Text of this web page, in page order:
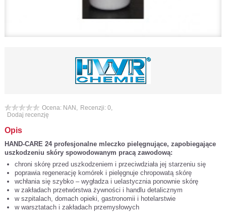
Ocena: NAN, Recenzji: 0,
Dodaj recenzję
Opis
HAND-CARE 24 profesjonalne mleczko pielęgnujące, zapobiegające
uszkodzeniu skóry spowodowanym pracą zawodową:
chroni skórę przed uszkodzeniem i przeciwdziała jej starzeniu się
poprawia regenerację komórek i pielęgnuje chropowatą skórę
wchłania się szybko – wygładza i uelastycznia ponownie skórę
w zakładach przetwórstwa żywności i handlu detalicznym
w szpitalach, domach opieki, gastronomii i hotelarstwie
w warsztatach i zakładach przemysłowych